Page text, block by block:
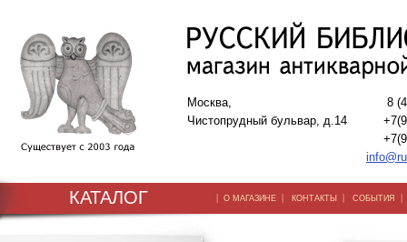
Москва,
Чистопрудный бульвар, д.14
8
КАТАЛОГ | О МАГАЗИНЕ | КОНТАКТЫ | СОБЫТИЯ